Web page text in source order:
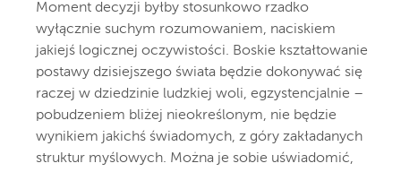
Moment decyzji byłby stosunkowo rzadko
wyłącznie suchym rozumowaniem, naciskiem
jakiejś logicznej oczywistości. Boskie kształtowanie
postawy dzisiejszego świata będzie dokonywać się
raczej w dziedzinie ludzkiej woli, egzystencjalnie –
pobudzeniem bliżej nieokreślonym, nie będzie
wynikiem jakichś świadomych, z góry zakładanych
struktur myślowych. Można je sobie uświadomić,